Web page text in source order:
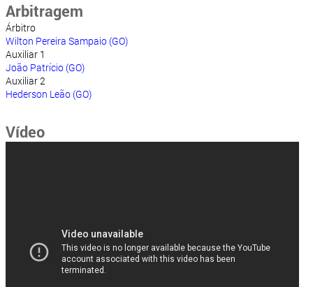
Arbitragem
Árbitro
Wilton Pereira Sampaio (GO)
Auxiliar 1
João Patrício (GO)
Auxiliar 2
Hederson Leão (GO)
Vídeo